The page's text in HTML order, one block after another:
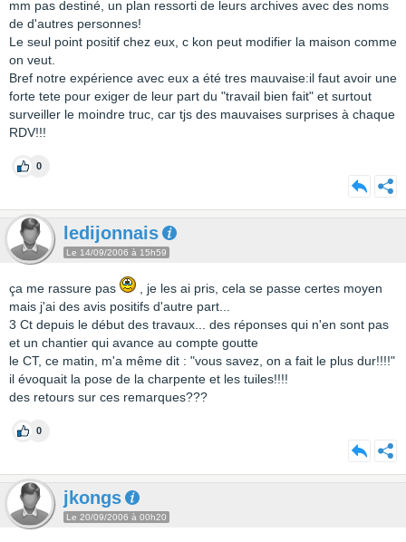
mm pas destiné, un plan ressorti de leurs archives avec des noms
de d'autres personnes!
Le seul point positif chez eux, c kon peut modifier la maison comme
on veut.
Bref notre expérience avec eux a été tres mauvaise:il faut avoir une
forte tete pour exiger de leur part du "travail bien fait" et surtout
surveiller le moindre truc, car tjs des mauvaises surprises à chaque
RDV!!!
0
ledijonnais
Le 14/09/2006 à 15h59
ça me rassure pas
, je les ai pris, cela se passe certes moyen
mais j'ai des avis positifs d'autre part...
3 Ct depuis le début des travaux... des réponses qui n'en sont pas
et un chantier qui avance au compte goutte
le CT, ce matin, m'a même dit : "vous savez, on a fait le plus dur!!!!"
il évoquait la pose de la charpente et les tuiles!!!!
des retours sur ces remarques???
0
jkongs
Le 20/09/2006 à 00h20